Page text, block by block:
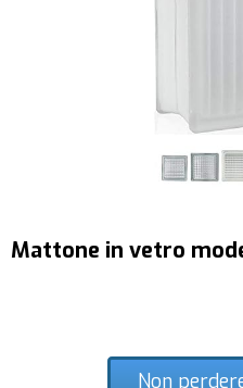
Mattone in vetro
Non